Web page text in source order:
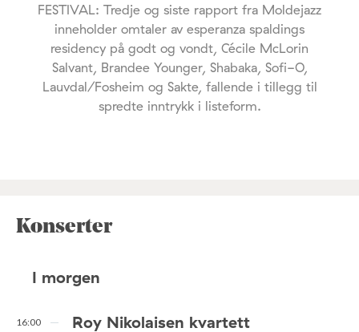
FESTIVAL: Tredje og siste rapport fra Moldejazz
inneholder omtaler av esperanza spaldings
residency på godt og vondt, Cécile McLorin
Salvant, Brandee Younger, Shabaka, Sofi-O,
Lauvdal/Fosheim og Sakte, fallende i tillegg til
spredte inntrykk i listeform.
Konserter
I morgen
16:00 Roy Nikolaisen kvartett